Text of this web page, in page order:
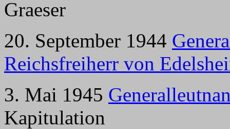
Graeser
20. September 1944
Reichsfreiherr von
3. Mai 1945
Kapitulation